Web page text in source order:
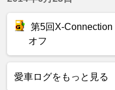
第5回X-
オフ
愛車ログをもっと見る